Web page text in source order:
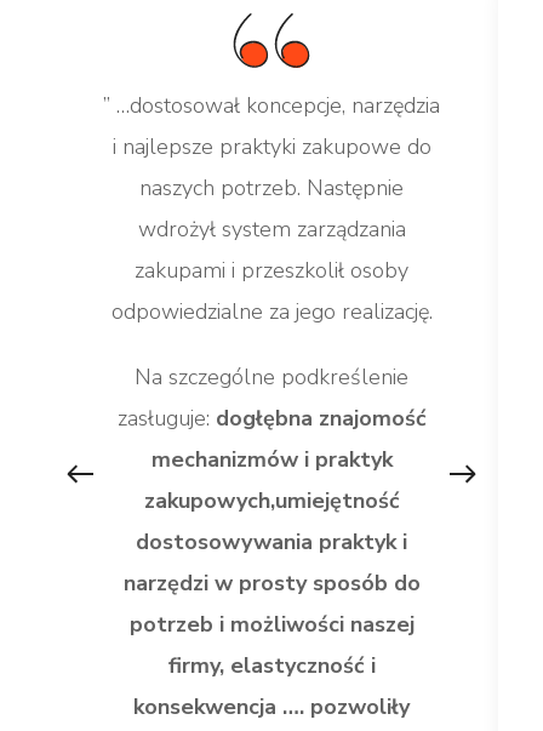
” …dostosował koncepcje, narzędzia
i najlepsze praktyki zakupowe do
naszych potrzeb. Następnie
wdrożył system zarządzania
zakupami i przeszkolił osoby
odpowiedzialne za jego realizację.
Na szczególne podkreślenie
zasługuje: dogłębna znajomość
mechanizmów i praktyk
zakupowych,umiejętność
dostosowywania praktyk i
narzędzi w prosty sposób do
potrzeb i możliwości naszej
firmy, elastyczność i
konsekwencja …. pozwoliły